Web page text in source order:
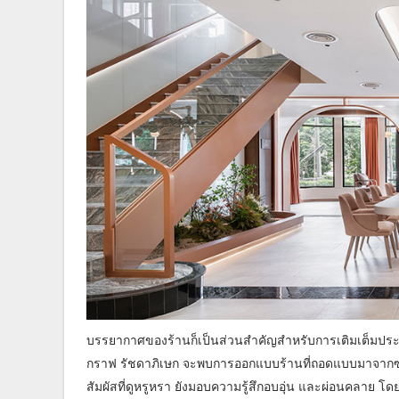
บรรยากาศของร้านก็เป็นส่วนสำคัญสำหรับการเติมเต็มป
กราฟ รัชดาภิเษก จะพบการออกแบบร้านที่ถอดแบบมาจา
สัมผัสที่ดูหรูหรา ยังมอบความรู้สึกอบอุ่น และผ่อนคลาย โ